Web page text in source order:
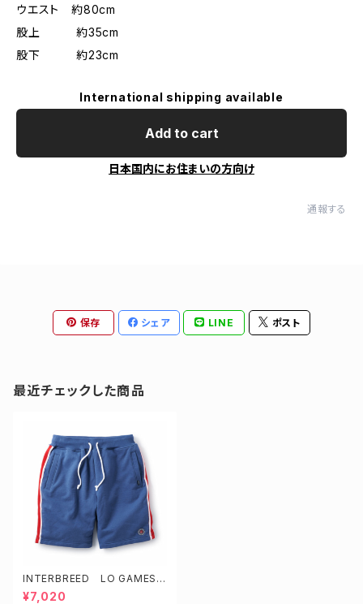
ウエスト 約80cm
股上 約35cm
股下 約23cm
International shipping available
Add to cart
日本国内にお住まいの方向け
通報する
保存 シェア LINE ポスト
最近チェックした商品
INTERBREED LO GAMES S
WEAT SHORT
¥7,020